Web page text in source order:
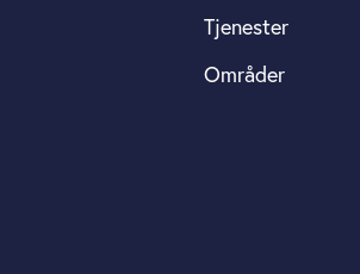
Tjenester
Områder